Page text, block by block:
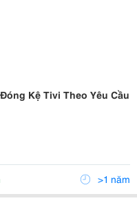
Kệ Tivi Theo Yêu Cầu
>1 năm